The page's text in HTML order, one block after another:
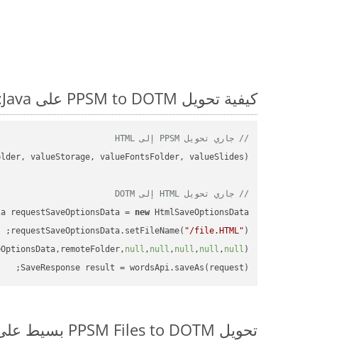
كيفية تحويل PPSM to DOTM على Java: مثال للتعليمات البرمجية خطوة بخطوة
// جاري تحويل PPSM إلى HTML
// جاري تحويل HTML إلى DOTM
requestSaveOptionsData = new
requestSaveOptionsData.setFileName( "/file.HTML"
null , null , null , null , null
SaveResponse result = wordsApi.saveAs(request);
تحويل PPSM Files to DOTM بسيط على SDK Java